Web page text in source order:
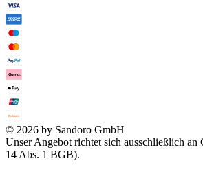
© 2026 by Sandoro GmbH
Unser Angebot richtet sich ausschließlich an
14 Abs. 1 BGB).